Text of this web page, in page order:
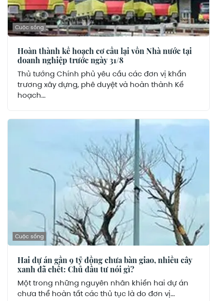
Cuộc sống
Hoàn thành kế hoạch cơ cấu lại vốn Nhà nước tại
doanh nghiệp trước ngày 31/8
Thủ tướng Chính phủ yêu cầu các đơn vị khẩn
trương xây dựng, phê duyệt và hoàn thành Kế
hoạch...
Cuộc sống
Hai dự án gần 9 tỷ đồng chưa bàn giao, nhiều cây
xanh đã chết: Chủ đầu tư nói gì?
Một trong những nguyên nhân khiến hai dự án
chưa thể hoàn tất các thủ tục là do đơn vị...